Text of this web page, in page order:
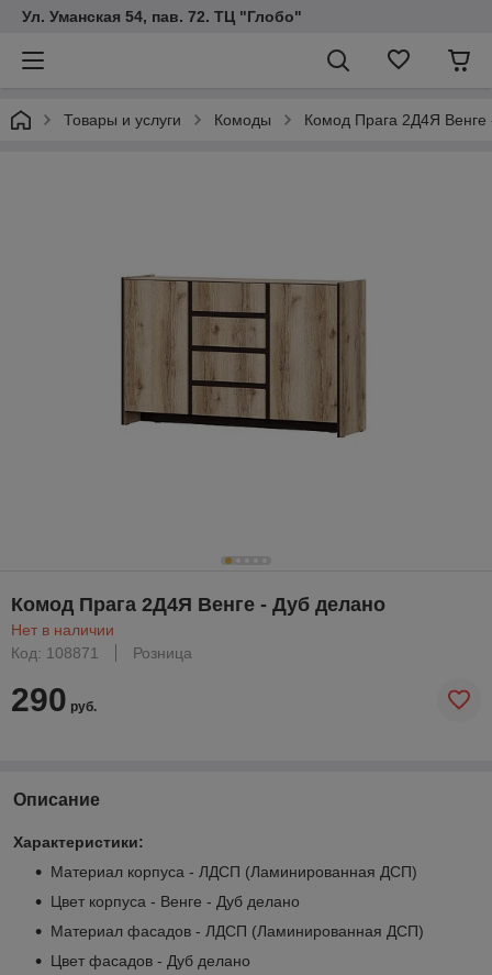
Ул. Уманская 54, пав. 72. ТЦ "Глобо"
Товары и услуги Комоды Комод Прага 2Д4Я Венге
Комод Прага 2Д4Я Венге - Дуб делано
Нет в наличии
Код: 108871
Розница
290 руб.
Описание
Характеристики:
Материал корпуса - ЛДСП (Ламинированная ДСП)
Цвет корпуса - Венге - Дуб делано
Материал фасадов - ЛДСП (Ламинированная ДСП)
Цвет фасадов - Дуб делано